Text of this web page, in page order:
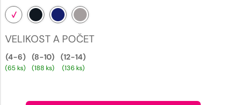
VELIKOST A POČET
(4-6)
(65 ks)
(8-10)
(188 ks)
(12-14)
(136 ks)